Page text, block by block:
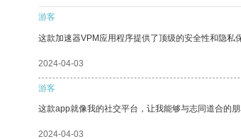
游客
这款加速器VPM应用程序提供了顶级的安全性和隐私保
2024-04-03
游客
这款app就像我的社交平台，让我能够与志同道合的朋
2024-04-03